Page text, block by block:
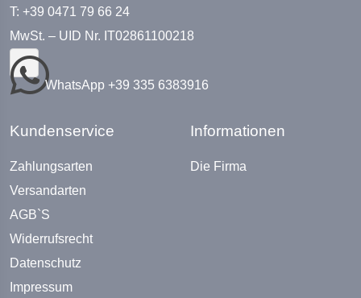
T: +39 0471 79 66 24
MwSt. – UID Nr. IT02861100218
WhatsApp +39 335 6383916
Kundenservice
Zahlungsarten
Versandarten
AGB`S
Widerrufsrecht
Datenschutz
Impressum
Informationen
Die Firma